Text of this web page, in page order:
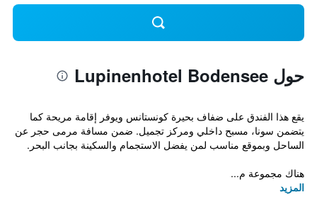
حول Lupinenhotel Bodensee
يقع هذا الفندق على ضفاف بحيرة كونستانس ويوفر إقامة مريحة كما
يتضمن سونا، مسبح داخلي ومركز تجميل. ضمن مسافة مرمى حجر عن
الساحل وبموقع مناسب لمن يفضل الاستجمام والسكينة بجانب البحر.
هناك مجموعة م...
المزيد